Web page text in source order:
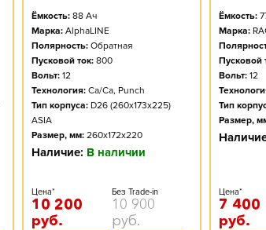
Ёмкость: 88Ач
Марка: AlphaLINE
Полярность: Обратная
Пусковой ток: 800
Вольт: 12
Технология: Ca/Ca, Punch
Тип корпуса: D26 (260x173x225)
ASIA
Размер, мм: 260x172x220
Наличие: В наличии
Цена*
10 200
руб.
Без Trade-in
10 900
руб.
Ёмкость:
Марка:
Пусковой
Вольт: 12
Тип
Размер,
Цена*
7 400
руб.